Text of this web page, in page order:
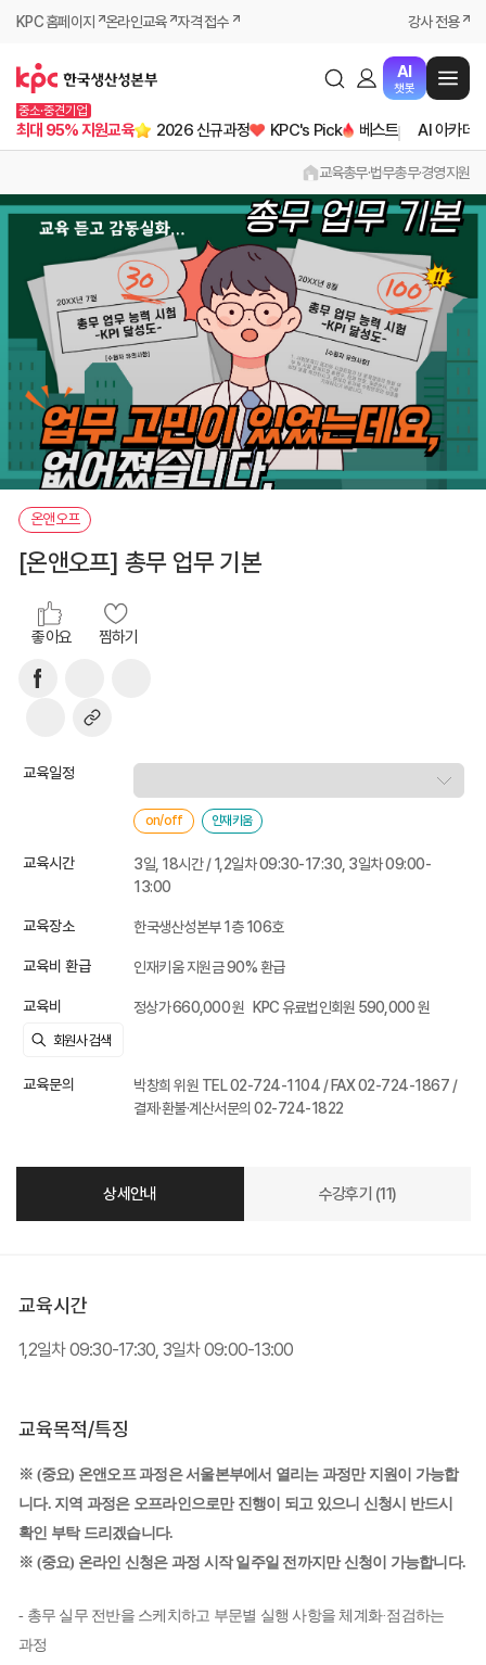
KPC 홈페이지 온라인교육 자격 접수 강사 전용
AI
챗봇
중소·중견기업
최대 95% 지원교육 2026 신규과정 KPC's Pick 베스트 AI 아카데
교육총무·법무총무·경영지원
온앤오프
[온앤오프] 총무 업무 기본
좋아요 찜하기
교육일정
on/off 인재키움
교육시간
3일, 18시간 / 1,2일차 09:30-17:30, 3일차 09:00-
13:00
교육장소 한국생산성본부 1층 106호
교육비 환급 인재키움 지원금 90% 환급
교육비 정상가 660,000 원 KPC 유료법인회원 590,000 원
교육문의
박창희 위원 TEL 02-724-1104 / FAX 02-724-1867 /
결제·환불·계산서문의 02-724-1822
상세안내 수강후기 (11)
교육시간
1,2일차 09:30-17:30, 3일차 09:00-13:00
교육목적/특징
※ (중요) 온앤오프 과정은 서울본부에서 열리는 과정만 지원이 가능합
니다. 지역 과정은 오프라인으로만 진행이 되고 있으니 신청시 반드시
확인 부탁 드리겠습니다.
※ (중요) 온라인 신청은 과정 시작 일주일 전까지만 신청이 가능합니다.
- 총무 실무 전반을 스케치하고 부문별 실행 사항을 체계화·점검하는
과정